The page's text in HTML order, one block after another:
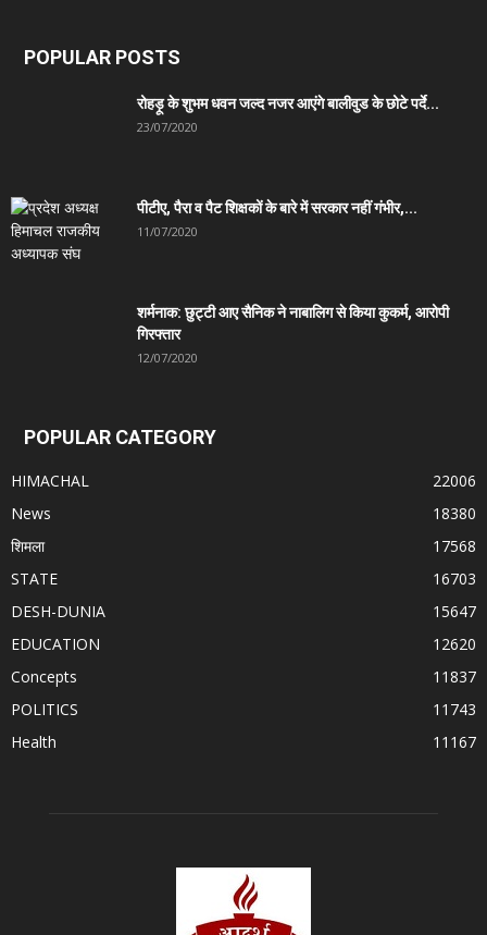
POPULAR POSTS
रोहड़ू के शुभम धवन जल्द नजर आएंगे बालीवुड के छोटे पर्दे...
23/07/2020
पीटीए, पैरा व पैट शिक्षकों के बारे में सरकार नहीं गंभीर,...
11/07/2020
शर्मनाक: छुट्टी आए सैनिक ने नाबालिग से किया कुकर्म, आरोपी
गिरफ्तार
12/07/2020
POPULAR CATEGORY
HIMACHAL
22006
News
18380
शिमला
17568
STATE
16703
DESH-DUNIA
15647
EDUCATION
12620
Concepts
11837
POLITICS
11743
Health
11167